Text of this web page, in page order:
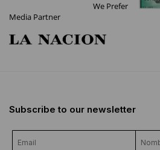
We Prefer
Media Partner
Subscribe to our newsletter